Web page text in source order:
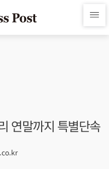
연말까지 특별단속